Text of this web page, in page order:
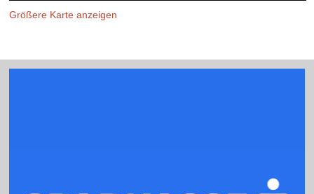
Größere Karte anzeigen